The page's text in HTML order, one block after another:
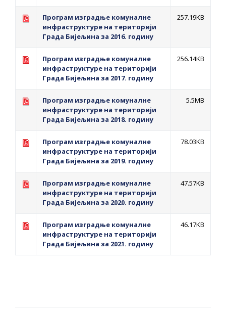
Програм изградње комуналне
инфраструктуре на територији
Града Бијељина за 2016. годину
257.19KB
Програм изградње комуналне
инфраструктуре на територији
Града Бијељина за 2017. годину
256.14KB
Програм изградње комуналне
инфраструктуре на територији
Града Бијељина за 2018. годину
5.5MB
Програм изградње комуналне
инфраструктуре на територији
Града Бијељина за 2019. годину
78.03KB
Програм изградње комуналне
инфраструктуре на територији
Града Бијељина за 2020. годину
47.57KB
Програм изградње комуналне
инфраструктуре на територији
Града Бијељина за 2021. годину
46.17KB